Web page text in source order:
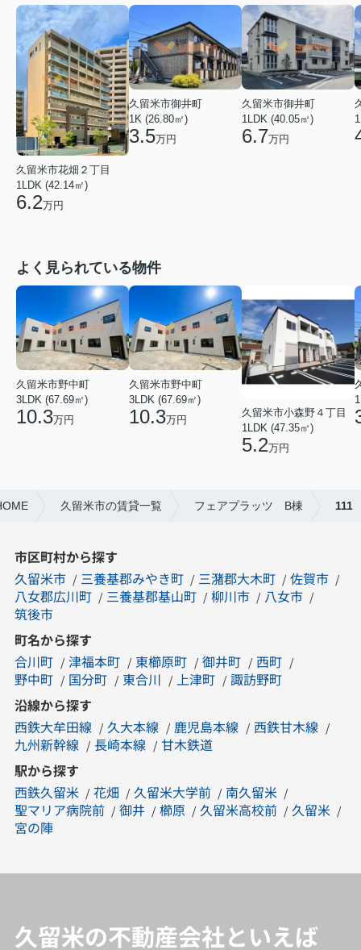
久留米市花畑２丁目
1LDK (42.14㎡)
6.2万円
久留米市御井町
1K (26.80㎡)
3.5万円
久留米市御井町
1LDK (40.05㎡)
6.7万円
よく見られている物件
久留米市野中町
3LDK (67.69㎡)
10.3万円
久留米市野中町
3LDK (67.69㎡)
10.3万円
久留米市小森野４丁目
1LDK (47.35㎡)
5.2万円
久留米市の賃貸一覧 フェアプラッツ B棟 111
市区町村から探す
久留米市
三養基郡みやき町 三潴郡大木町
佐賀市
八女郡広川町
三養基郡基山町 柳川市
八女市
筑後市
町名から探す
合川町
津福本町 東櫛原町 御井町
西町
野中町
国分町 東合川 上津町
諏訪野町
沿線から探す
西鉄大牟田線
久大本線 鹿児島本線
西鉄甘木線
九州新幹線
長崎本線
甘木鉄道
駅から探す
西鉄久留米
花畑 久留米大学前
南久留米
聖マリア病院前
御井 櫛原 久留米高校前
久留米
宮の陣
久留米の不動産会社といえば